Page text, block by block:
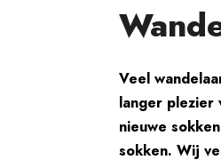
Veel
langer plezier
nieuwe
sokken. Wij